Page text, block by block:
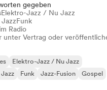
gegeben
Elektro-Jazz / Nu Jazz
Funk
Radio
unter Vertrag oder
Elektro-Jazz / Nu Jazz
Funk Jazz-Fusion
Gospel